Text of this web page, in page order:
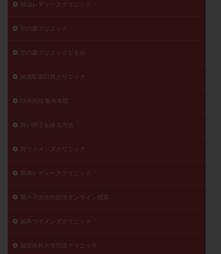
秋山レディースクリニック
空の森クリニック
空の森クリニックくるめ
綾瀬駅前臼井クリニック
臼井医院 亀有本院
良い卵子を採る方法
英ウィメンズクリニック
草津レディースクリニック
菜々子先生の妊活オンライン授業
蔵本ウイメンズクリニック
藤田医科大学羽田クリニック